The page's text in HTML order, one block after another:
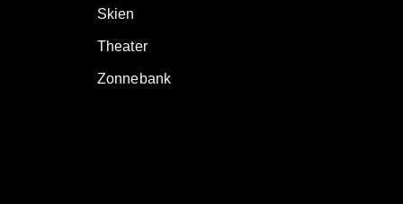
Skien
Theater
Zonnebank